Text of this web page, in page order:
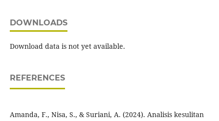
DOWNLOADS
Download data is not yet available.
REFERENCES
Amanda, F., Nisa, S., & Suriani, A. (2024). Analisis kesulitan